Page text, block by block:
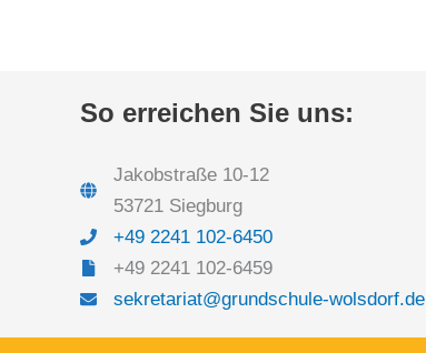
So erreichen Sie uns:
Jakobstraße 10-12
53721 Siegburg
+49 2241 102-6450
+49 2241 102-6459
sekretariat@grundschule-wolsdorf.de